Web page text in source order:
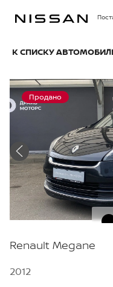
К СПИСКУ
Продано
Renault Megane
2012